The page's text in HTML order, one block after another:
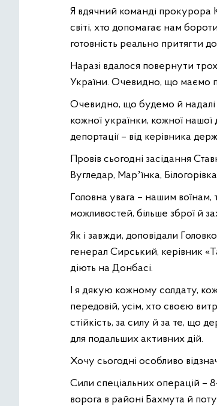
Я вдячний команді прокурора
світі, хто допомагає нам
готовність реально притягти
Наразі вдалося повернути
України. Очевидно, що маємо
Очевидно, що будемо й надалі
кожної українки, кожної нашої
депортації – від керівника
Провів сьогодні засідання
Вугледар, Марʼїнка,
Головна увага – нашим воїнам,
можливостей, більше зброї й
Як і завжди, доповідали
генерал Сирський, керівник
діють на Донбасі.
І я дякую кожному солдату,
передовій, усім, хто своєю
стійкість, за силу й за те, що
для подальших активних дій.
Хочу сьогодні особливо
Сили спеціальних операцій –
ворога в районі Бахмута й